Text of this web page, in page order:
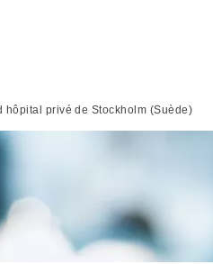
hôpital privé de Stockholm (Suède)